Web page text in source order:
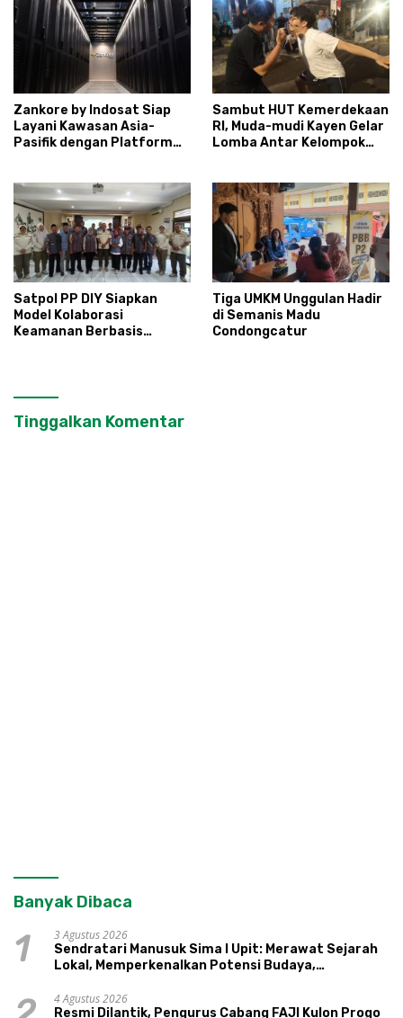
Zankore by Indosat Siap
Layani Kawasan Asia-
Pasifik dengan Platform
Sambut HUT Kemerdekaan
RI, Muda-mudi Kayen Gelar
Lomba Antar Kelompok
Satpol PP DIY Siapkan
Model Kolaborasi
Keamanan Berbasis
Tiga UMKM Unggulan Hadir
di Semanis Madu
Condongcatur
Tinggalkan Komentar
Banyak Dibaca
1
3 Agustus 2026
Sendratari Manusuk Sima I Upit: Merawat Sejarah
Lokal, Memperkenalkan Potensi Budaya,
4 Agustus 2026
Resmi Dilantik, Pengurus Cabang FAJI Kulon Progo